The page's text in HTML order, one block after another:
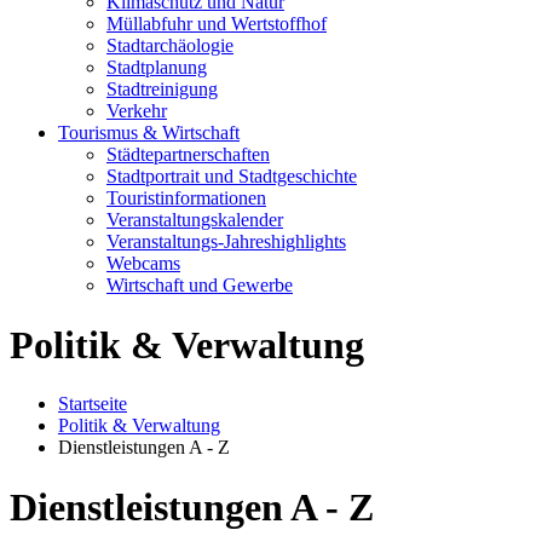
Müllabfuhr und Wertstoffhof
Stadtarchäologie
Stadtplanung
Stadtreinigung
Verkehr
Tourismus & Wirtschaft
Städtepartnerschaften
Stadtportrait und Stadtgeschichte
Touristinformationen
Veranstaltungskalender
Veranstaltungs-Jahreshighlights
Webcams
Wirtschaft und Gewerbe
Politik & Verwaltung
Startseite
Politik & Verwaltung
Dienstleistungen A - Z
Dienstleistungen A - Z